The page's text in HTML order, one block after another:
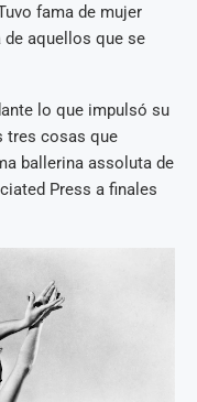
fama de mujer
de aquellos que se
lo que impulsó su
tres cosas que
ballerina assoluta de
Press a finales